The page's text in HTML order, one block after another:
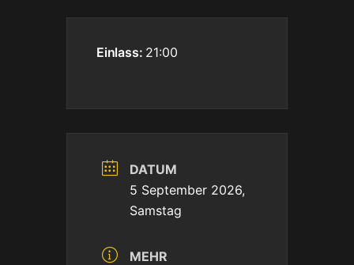
Einlass: 21:00
DATUM
5 September 2026,
Samstag
MEHR